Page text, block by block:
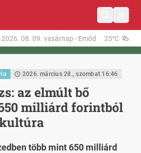
2026. 08. 09. vasárnap - Emőd 25°C
2026. március 28., szombat 16:46
az elmúlt bő
milliárd forintból
több mint 650 milliárd